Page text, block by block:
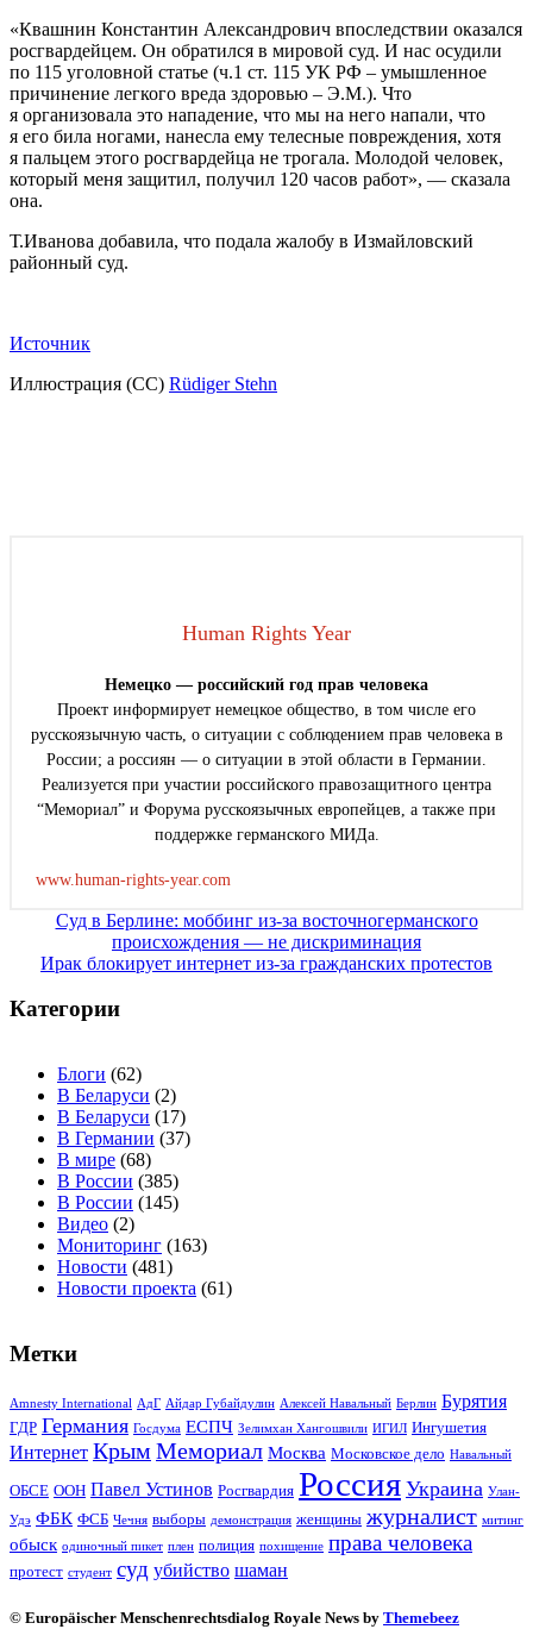
«Квашнин Константин Александрович впоследствии оказался
росгвардейцем. Он обратился в мировой суд. И нас осудили
по 115 уголовной статье (ч.1 ст. 115 УК РФ – умышленное
причинение легкого вреда здоровью – Э.М.). Что
я организовала это нападение, что мы на него напали, что
я его била ногами, нанесла ему телесные повреждения, хотя
я пальцем этого росгвардейца не трогала. Молодой человек,
который меня защитил, получил 120 часов работ», — сказала
она.
Т.Иванова добавила, что подала жалобу в Измайловский
районный суд.
Источник
Иллюстрация (СС) Rüdiger Stehn
Human Rights Year
Немецко — российский год прав человека
Проект информирует немецкое общество, в том числе его
русскоязычную часть, о ситуации с соблюдением прав человека в
России; а россиян — о ситуации в этой области в Германии.
Реализуется при участии российского правозащитного центра
“Мемориал” и Форума русскоязычных европейцев, а также при
поддержке германского МИДа.
www.human-rights-year.com
Навигация
Суд в Берлине: моббинг из-за восточногерманского
происхождения — не дискриминация
Ирак блокирует интернет из-за гражданских протестов
Категории
Блоги (62)
В Беларуси (2)
В Беларуси (17)
В Германии (37)
В мире (68)
В России (385)
В России (145)
Видео (2)
Мониторинг (163)
Новости (481)
Новости проекта (61)
Метки
Amnesty International АдГ Айдар Губайдулин Алексей Навальный Берлин Бурятия
ГДР Германия Госдума ЕСПЧ Зелимхан Хангошвили ИГИЛ Ингушетия
Интернет Крым Мемориал Москва Московское дело Навальный
ОБСЕ ООН Павел Устинов Росгвардия Россия Украина Улан-
Удэ ФБК ФСБ Чечня выборы демонстрация женщины журналист митинг
обыск одиночный пикет плен полиция похищение права человека
протест студент суд убийство шаман
© Europäischer Menschenrechtsdialog Royale News by Themebeez